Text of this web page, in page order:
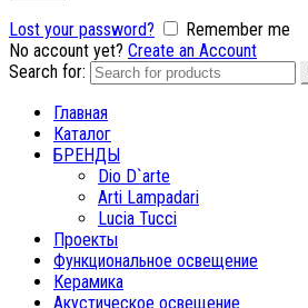
Lost your password?
Remember me
No account yet? Create an Account
Search for:
Главная
Каталог
БРЕНДЫ
Dio D`arte
Arti Lampadari
Lucia Tucci
Проекты
Функциональное освещение
Керамика
Акустическое освещение